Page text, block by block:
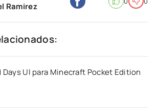
Ramirez
Days UI para Minecraft Pocket Edition